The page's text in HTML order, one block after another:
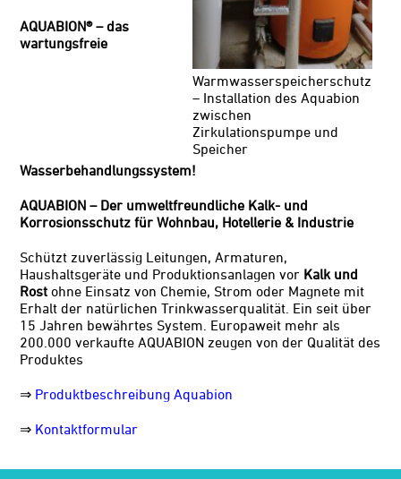
Warmwasserspeicherschutz
– Installation des Aquabion
zwischen
Zirkulationspumpe und
Speicher
AQUABION® – das
wartungsfreie
Wasserbehandlungssystem!
AQUABION – Der umweltfreundliche Kalk- und
Korrosionsschutz für Wohnbau, Hotellerie & Industrie
Schützt zuverlässig Leitungen, Armaturen,
Haushaltsgeräte und Produktionsanlagen vor Kalk und
Rost ohne Einsatz von Chemie, Strom oder Magnete mit
Erhalt der natürlichen Trinkwasserqualität. Ein seit über
15 Jahren bewährtes System. Europaweit mehr als
200.000 verkaufte AQUABION zeugen von der Qualität des
Produktes
⇒ Produktbeschreibung Aquabion
⇒ Kontaktformular